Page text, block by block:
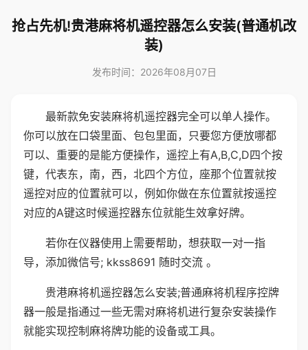
抢占先机!贵港麻将机遥控器怎么安装(普通机改
装)
发布时间：2026年08月07日
最新款免安装麻将机遥控器完全可以单人操作。
你可以放在口袋里面、包包里面，只要您方便放哪都
可以、重要的是能方便操作，遥控上有A,B,C,D四个按
键，代表东，南，西，北四个方位，座那个位置就按
遥控对应的位置就可以，例如你做在东位置就按遥控
对应的A键这时候遥控器东位就能生效拿好牌。
若你在仪器使用上需要帮助，想获取一对一指
导，添加微信号; kkss8691 随时交流 。
贵港麻将机遥控器怎么安装;普通麻将机程序控牌
器一般是指通过一些无需对麻将机进行复杂安装操作
就能实现控制麻将牌功能的设备或工具。